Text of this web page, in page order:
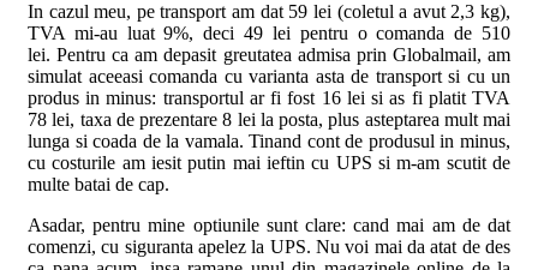
In cazul meu, pe transport am dat 59 lei (coletul a avut 2,3 kg),
TVA mi-au luat 9%, deci 49 lei pentru o comanda de 510
lei. Pentru ca am depasit greutatea admisa prin Globalmail, am
simulat aceeasi comanda cu varianta asta de transport si cu un
produs in minus: transportul ar fi fost 16 lei si as fi platit TVA
78 lei, taxa de prezentare 8 lei la posta, plus asteptarea mult mai
lunga si coada de la vamala. Tinand cont de produsul in minus,
cu costurile am iesit putin mai ieftin cu UPS si m-am scutit de
multe batai de cap.
Asadar, pentru mine optiunile sunt clare: cand mai am de dat
comenzi, cu siguranta apelez la UPS. Nu voi mai da atat de des